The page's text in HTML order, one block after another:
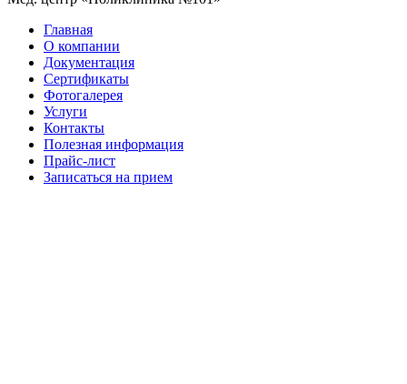
Главная
О компании
Документация
Сертификаты
Фотогалерея
Услуги
Контакты
Полезная информация
Прайс-лист
Записаться на прием